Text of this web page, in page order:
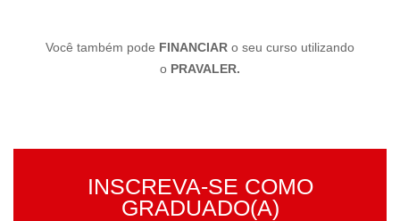
Você também pode FINANCIAR o seu curso utilizando
o PRAVALER.
INSCREVA-SE COMO
GRADUADO(A)